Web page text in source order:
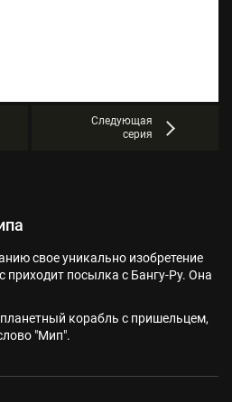
Следующая
серия
свое уникально изобретение
приходит посылка с Бангу-Ру. Она
корабль с пришельцем,
"Мип".